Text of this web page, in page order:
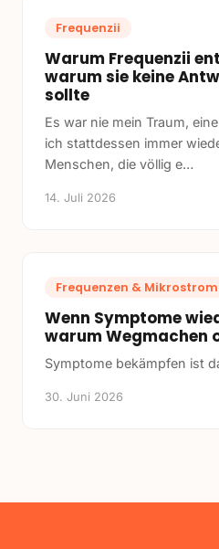
Frequenzii
Warum Frequenzii
warum sie keine
sollte
Es war nie mein Traum,
ich stattdessen immer
Menschen, die völlig e…
14. Juli 2026
Frequenzen & Mikrostrom
Wenn Symptome
warum Wegmachen
Symptome bekämpfen ist
30. Juni 2026